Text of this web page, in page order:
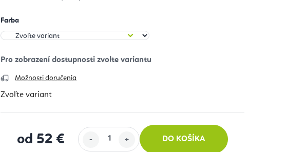
Farba
Možnosti doručenia
Zvoľte variant
od 52 € DO KOŠÍKA